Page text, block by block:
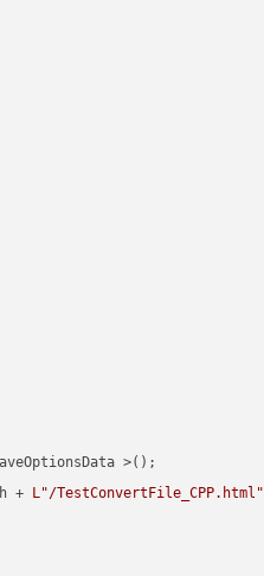
>();
+ L"/TestConvertFile_CPP.html"